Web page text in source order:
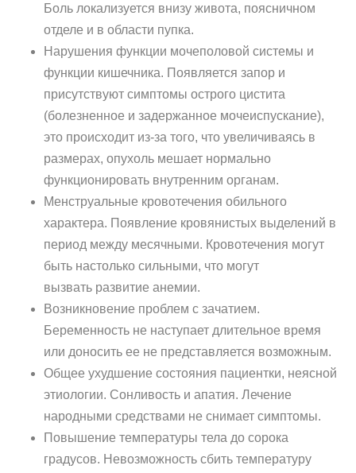
Боль локализуется внизу живота, поясничном
отделе и в области пупка.
Нарушения функции мочеполовой системы и
функции кишечника. Появляется запор и
присутствуют симптомы острого цистита
(болезненное и задержанное мочеиспускание),
это происходит из-за того, что увеличиваясь в
размерах, опухоль мешает нормально
функционировать внутренним органам.
Менструальные кровотечения обильного
характера. Появление кровянистых выделений в
период между месячными. Кровотечения могут
быть настолько сильными, что могут
вызвать развитие анемии.
Возникновение проблем с зачатием.
Беременность не наступает длительное время
или доносить ее не представляется возможным.
Общее ухудшение состояния пациентки, неясной
этиологии. Сонливость и апатия. Лечение
народными средствами не снимает симптомы.
Повышение температуры тела до сорока
градусов. Невозможность сбить температуру